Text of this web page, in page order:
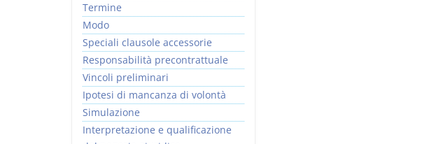
Termine
Modo
Speciali clausole accessorie
Responsabilità precontrattuale
Vincoli preliminari
Ipotesi di mancanza di volontà
Simulazione
Interpretazione e qualificazione